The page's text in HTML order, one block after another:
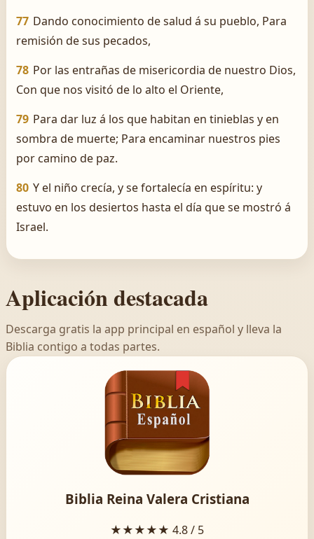
77 Dando conocimiento de salud á su pueblo, Para
remisión de sus pecados,
78 Por las entrañas de misericordia de nuestro Dios,
Con que nos visitó de lo alto el Oriente,
79 Para dar luz á los que habitan en tinieblas y en
sombra de muerte; Para encaminar nuestros pies
por camino de paz.
80 Y el niño crecía, y se fortalecía en espíritu: y
estuvo en los desiertos hasta el día que se mostró á
Israel.
Aplicación destacada
Descarga gratis la app principal en español y lleva la
Biblia contigo a todas partes.
Biblia Reina Valera Cristiana
★★★★★ 4.8 / 5